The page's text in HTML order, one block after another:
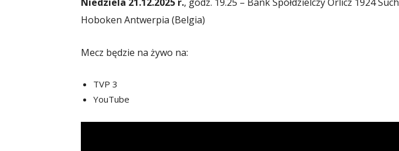
Hoboken Antwerpia (Belgia)
Mecz będzie na żywo na:
TVP 3
YouTube